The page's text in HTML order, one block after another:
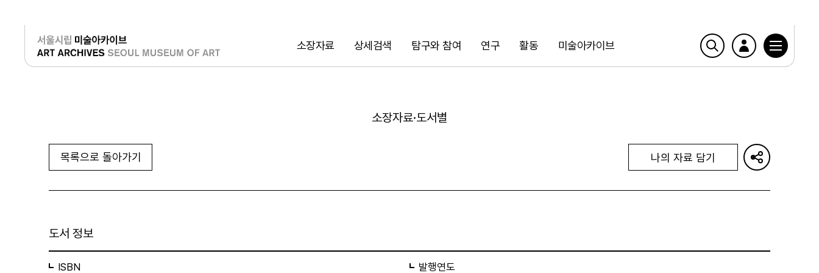
소장자료 상세검색 탐구와 참여 연구 활동 미술아카이브
검색
로그인
소장자료·도서별
목록으로 돌아가기 나의 자료 담기
도서 정보
ISBN 발행연도